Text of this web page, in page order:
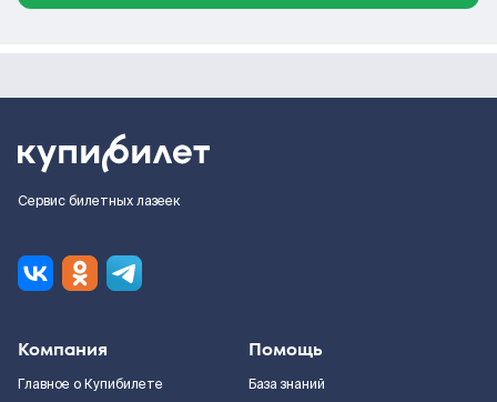
Сервис билетных лазеек
Компания
Главное о Купибилете
Помощь
База знаний